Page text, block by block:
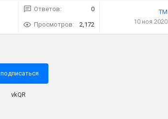
Ответов: 0
Просмотров: 2,172
TM
10 ноя 2020
подписаться